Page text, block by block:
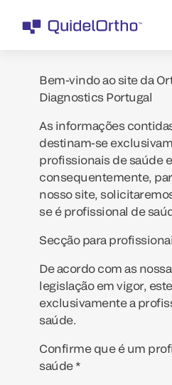
Bem-vindo ao site da
Diagnostics Portugal
As informações
destinam-se
profissionais de saúde
consequentemente,
nosso site,
se é profissional de
Secção para
De acordo com as
legislação em vigor,
exclusivamente a
saúde.
Confirme que é um
saúde *